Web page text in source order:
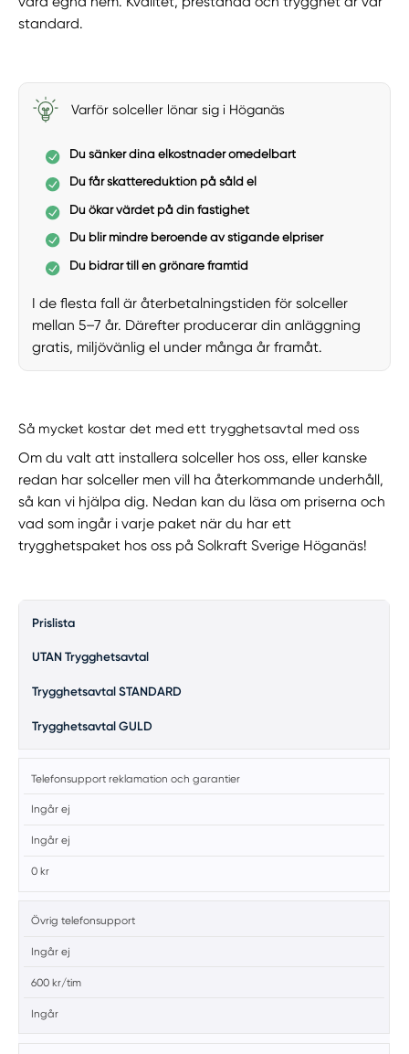
standard.
Varför solceller lönar sig i Höganäs
Du sänker dina elkostnader omedelbart
Du får skattereduktion på såld el
Du ökar värdet på din fastighet
Du blir mindre beroende av stigande elpriser
Du bidrar till en grönare framtid
I de flesta fall är återbetalningstiden för solceller
mellan 5–7 år. Därefter producerar din anläggning
gratis, miljövänlig el under många år framåt.
Så mycket kostar det med ett trygghetsavtal med oss
Om du valt att installera solceller hos oss, eller kanske
redan har solceller men vill ha återkommande underhåll,
så kan vi hjälpa dig. Nedan kan du läsa om priserna och
vad som ingår i varje paket när du har ett
trygghetspaket hos oss på Solkraft Sverige Höganäs!
Prislista
UTAN Trygghetsavtal
Trygghetsavtal STANDARD
Trygghetsavtal GULD
Telefonsupport reklamation och garantier
Ingår ej
Ingår ej
0 kr
Övrig telefonsupport
Ingår ej
600 kr/tim
Ingår